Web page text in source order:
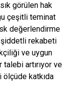
görülen hak
çeşitli teminat
değerlendirme
şiddetli rekabeti
ve uygun
artırıyor ve
katkıda